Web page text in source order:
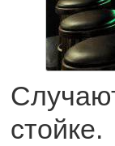
стойке.